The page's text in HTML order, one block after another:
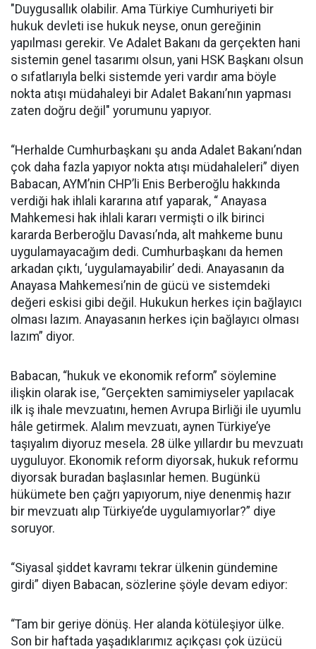
"Duygusallık olabilir. Ama Türkiye Cumhuriyeti bir
hukuk devleti ise hukuk neyse, onun gereğinin
yapılması gerekir. Ve Adalet Bakanı da gerçekten hani
sistemin genel tasarımı olsun, yani HSK Başkanı olsun
o sıfatlarıyla belki sistemde yeri vardır ama böyle
nokta atışı müdahaleyi bir Adalet Bakanı’nın yapması
zaten doğru değil" yorumunu yapıyor.
“Herhalde Cumhurbaşkanı şu anda Adalet Bakanı’ndan
çok daha fazla yapıyor nokta atışı müdahaleleri” diyen
Babacan, AYM’nin CHP’li Enis Berberoğlu hakkında
verdiği hak ihlali kararına atıf yaparak, “ Anayasa
Mahkemesi hak ihlali kararı vermişti o ilk birinci
kararda Berberoğlu Davası’nda, alt mahkeme bunu
uygulamayacağım dedi. Cumhurbaşkanı da hemen
arkadan çıktı, ‘uygulamayabilir’ dedi. Anayasanın da
Anayasa Mahkemesi’nin de gücü ve sistemdeki
değeri eskisi gibi değil. Hukukun herkes için bağlayıcı
olması lazım. Anayasanın herkes için bağlayıcı olması
lazım” diyor.
Babacan, “hukuk ve ekonomik reform” söylemine
ilişkin olarak ise, “Gerçekten samimiyseler yapılacak
ilk iş ihale mevzuatını, hemen Avrupa Birliği ile uyumlu
hâle getirmek. Alalım mevzuatı, aynen Türkiye’ye
taşıyalım diyoruz mesela. 28 ülke yıllardır bu mevzuatı
uyguluyor. Ekonomik reform diyorsak, hukuk reformu
diyorsak buradan başlasınlar hemen. Bugünkü
hükümete ben çağrı yapıyorum, niye denenmiş hazır
bir mevzuatı alıp Türkiye’de uygulamıyorlar?” diye
soruyor.
“Siyasal şiddet kavramı tekrar ülkenin gündemine
girdi” diyen Babacan, sözlerine şöyle devam ediyor:
“Tam bir geriye dönüş. Her alanda kötüleşiyor ülke.
Son bir haftada yaşadıklarımız açıkçası çok üzücü